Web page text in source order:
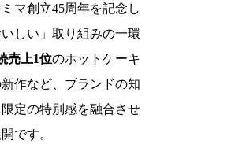
マ創立45周年を記念し
しい」取り組みの一環
売上1位のホットケーキ
作など、ブランドの知
定の特別感を融合させ
です。